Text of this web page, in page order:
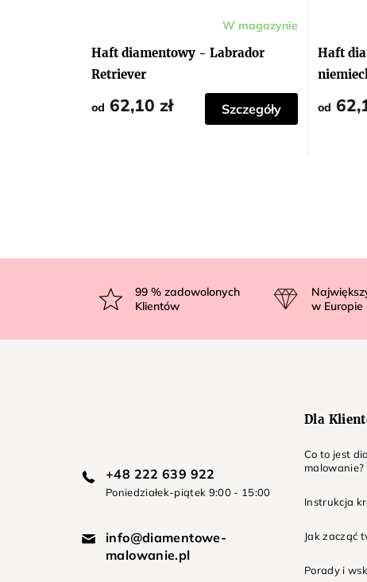
Haft diamentowy - Labrador
Retriever
W magazynie
od 62,10 zł Szczegóły
Haft
od
p
99% zadowolonych
Klientów
w Europie
+48 222 639 922
Poniedziałek-piątek 9:00 - 15:00
info@diamentowe-
malowanie.pl
Dla
Co to jest
malowanie?
Instrukcja
Jak zacząć
Porady i